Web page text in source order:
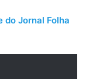
do Jornal Folha